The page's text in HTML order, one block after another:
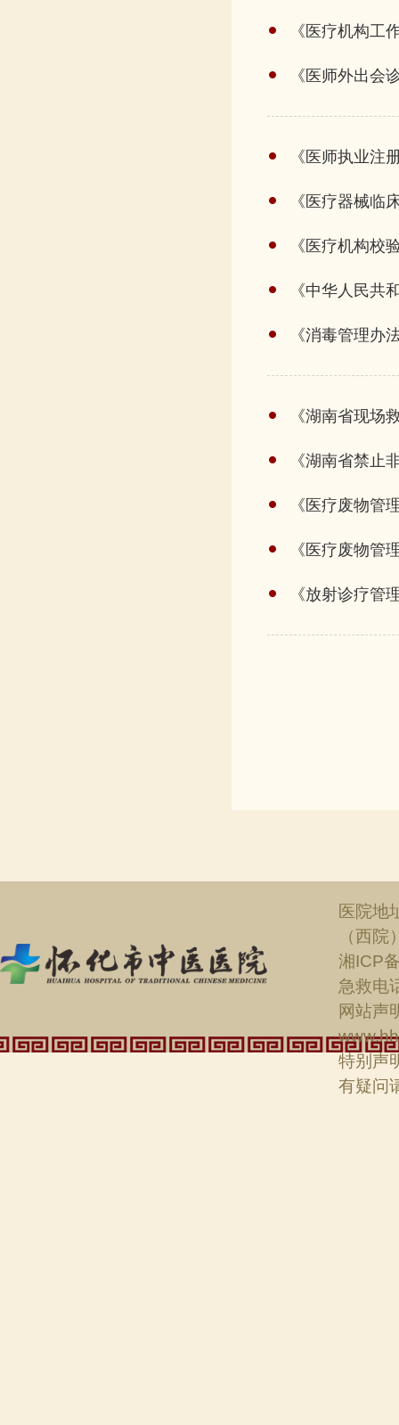
《医疗机构工
《医师外出会
《医师执业注
《医疗器械临
《医疗机构校
《中华人民共
《消毒管理办
《湖南省现场
《湖南省禁止
《医疗废物管
《医疗废物管
《放射诊疗管
医院地
（西院
湘ICP
急救电
网站声
特别声
有疑问